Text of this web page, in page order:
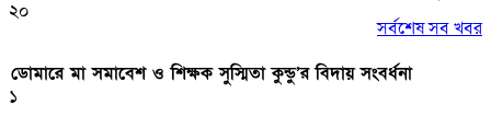
২০
সর্বশেষ সব খবর
ডোমারে মা সমাবেশ ও শিক্ষক সুস্মিতা কুন্ডু’র বিদায় সংবর্ধনা
১